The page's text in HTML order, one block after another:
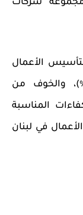
مجموعة شركات
تأسيس الأعمال
والعائدات غير المنتظمة (42٪)، والخوف من
المناسبة
في لبنان